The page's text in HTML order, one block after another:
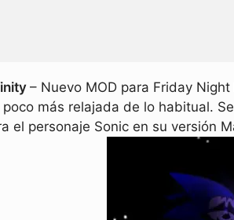
– Nuevo MOD para Friday
más relajada de lo habitual.
el personaje Sonic en su versión